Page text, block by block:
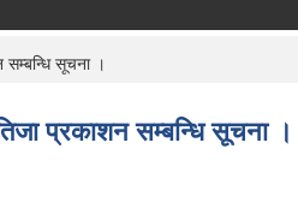
सम्बन्धि सूचना ।
प्रकाशन सम्बन्धि सूचना ।